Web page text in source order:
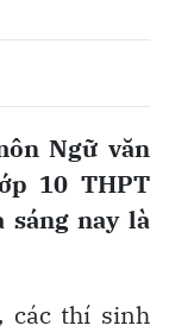
Ngữ văn
10 THPT
sáng nay là
các thí sinh